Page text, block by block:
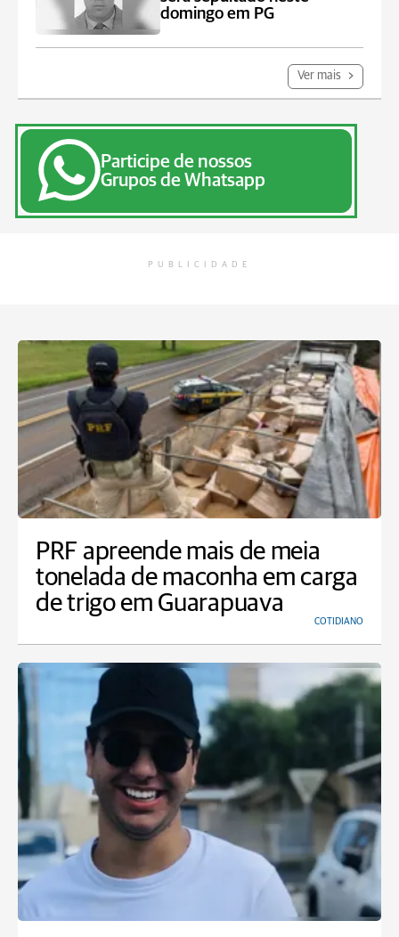
domingo em PG
Ver mais
Participe de nossos
Grupos de Whatsapp
PUBLICIDADE
PRF apreende mais de meia
tonelada de maconha em carga
de trigo em Guarapuava
COTIDIANO